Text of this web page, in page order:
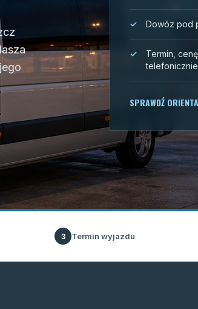
Dowóz pod
Termin,
telefonicznie
SPRAWDŹ
3 Termin wyjazdu